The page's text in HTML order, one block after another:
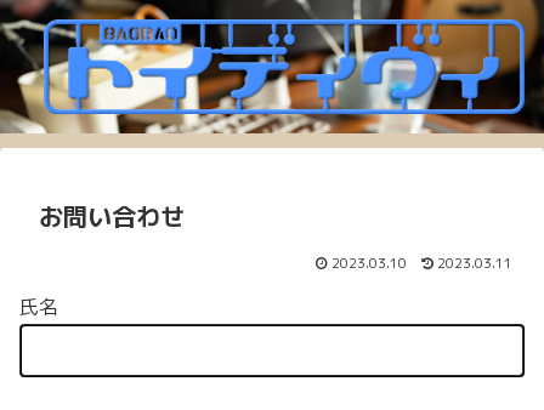
お問い合わせ
2023.03.10 2023.03.11
氏名